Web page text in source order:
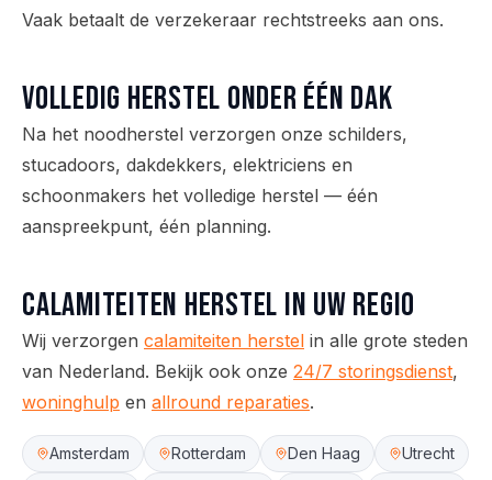
Vaak betaalt de verzekeraar rechtstreeks aan ons.
Volledig herstel onder één dak
Na het noodherstel verzorgen onze schilders,
stucadoors, dakdekkers, elektriciens en
schoonmakers het volledige herstel — één
aanspreekpunt, één planning.
Calamiteiten herstel in uw regio
Wij verzorgen calamiteiten herstel in alle grote steden
van Nederland. Bekijk ook onze 24/7 storingsdienst,
woninghulp en allround reparaties.
Amsterdam Rotterdam Den Haag
Utrecht